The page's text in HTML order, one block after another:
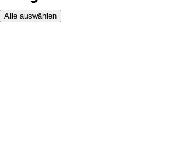
Alle auswählen